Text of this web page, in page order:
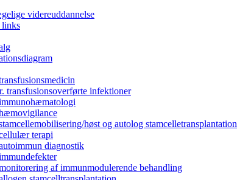
videreuddannelse
links
transfusionsoverførte infektioner
høst og autolog stamcelletransplantation
terapi
diagnostik
af immunmodulerende behandling